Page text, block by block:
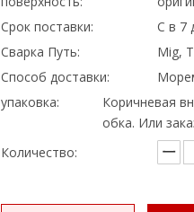
Срок поставки:
С в 7
Сварка Путь:
Mig,
Способ доставки:
упаковка:
Коричневая
обка. Или
Количество: